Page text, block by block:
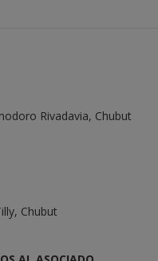
Rivadavia, Chubut
Chubut